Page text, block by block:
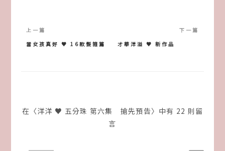
文
章
當女孩真好 ♥ 16款髮箍篇 才華洋溢 ♥ 新作品
在〈洋洋 ♥ 五分珠 第六集 搶先預告〉中有 22 則留
言